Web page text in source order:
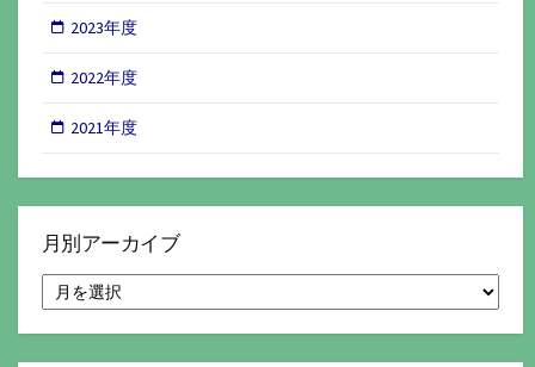
2023年度
2022年度
2021年度
月別アーカイブ
別
ア